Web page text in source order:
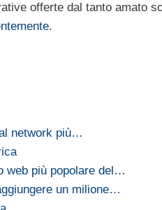
offerte dal tanto amato
.
network più…
web più popolare del…
un milione…